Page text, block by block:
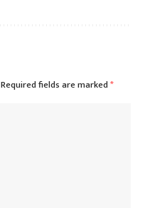
Required fields are marked*